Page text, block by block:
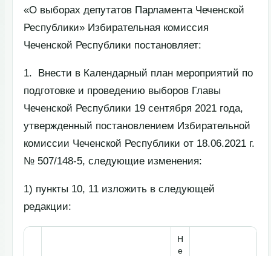
«О выборах депутатов Парламента Чеченской
Республики» Избирательная комиссия
Чеченской Республики постановляет:
1. Внести в Календарный план мероприятий по
подготовке и проведению выборов Главы
Чеченской Республики 19 сентября 2021 года,
утвержденный постановлением Избирательной
комиссии Чеченской Республики от 18.06.2021 г.
№ 507/148-5, следующие изменения:
1) пункты 10, 11 изложить в следующей
редакции:
Н
е